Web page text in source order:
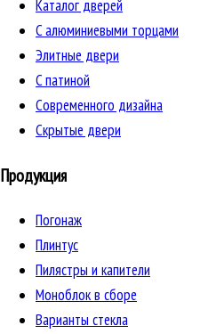
Каталог дверей
C алюминиевыми торцами
Элитные двери
C патиной
Cовременного дизайна
Скрытые двери
Продукция
Погонаж
Плинтус
Пилястры и капители
Моноблок в сборе
Варианты стекла